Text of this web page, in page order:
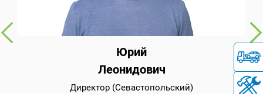
Юрий
Леонидович
Директор (Севастопольский)